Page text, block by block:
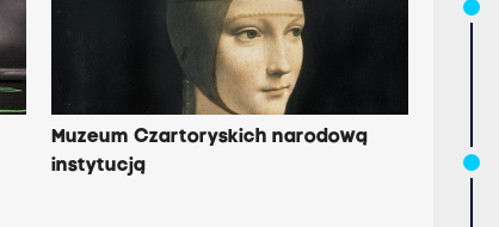
Muzeum Czartoryskich narodową
instytucją